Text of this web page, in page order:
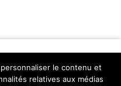
le contenu et
relatives aux médias